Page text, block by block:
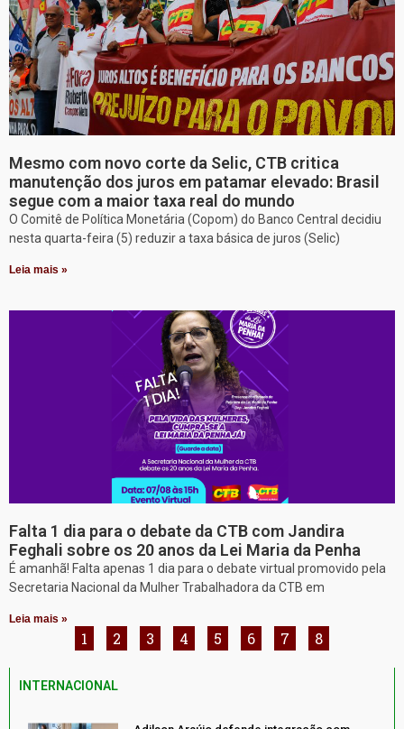
Mesmo com novo corte da Selic, CTB critica
manutenção dos juros em patamar elevado: Brasil
segue com a maior taxa real do mundo
O Comitê de Política Monetária (Copom) do Banco Central decidiu
nesta quarta-feira (5) reduzir a taxa básica de juros (Selic)
Leia mais »
Falta 1 dia para o debate da CTB com Jandira
Feghali sobre os 20 anos da Lei Maria da Penha
É amanhã! Falta apenas 1 dia para o debate virtual promovido pela
Secretaria Nacional da Mulher Trabalhadora da CTB em
Leia mais »
1 2 3 4 5 6 7 8
INTERNACIONAL